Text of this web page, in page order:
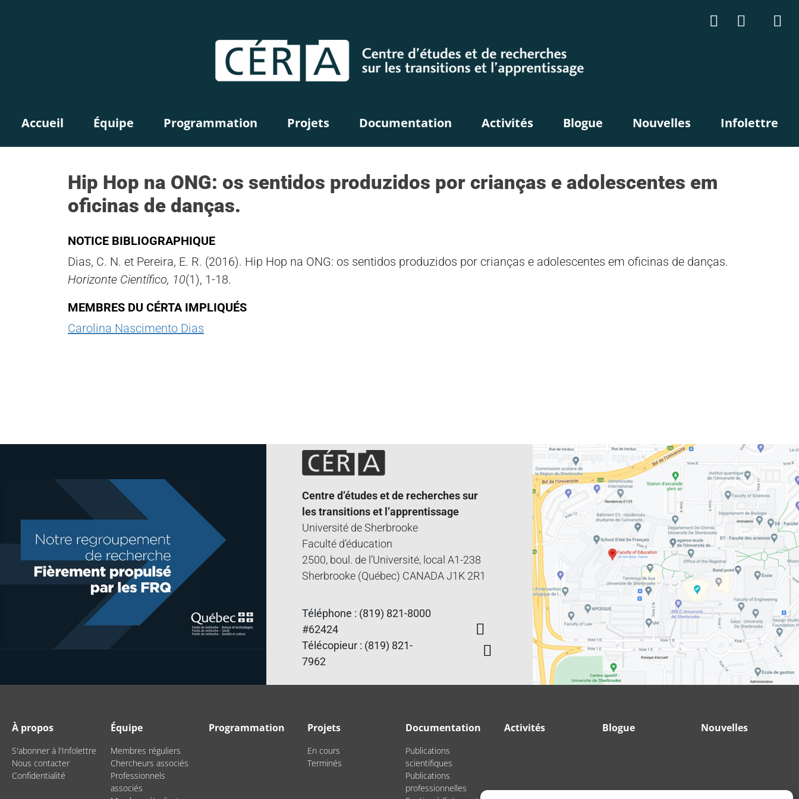
Accueil Équipe Programmation Projets Documentation Activités Blogue Nouvelles Infolettre
Hip Hop na ONG: os sentidos produzidos por crianças e adolescentes em
oficinas de danças.
NOTICE BIBLIOGRAPHIQUE
Dias, C. N. et Pereira, E. R. (2016). Hip Hop na ONG: os sentidos produzidos por crianças e adolescentes em oficinas de danças.
Horizonte Científico, 10(1), 1-18.
MEMBRES DU CÉRTA IMPLIQUÉS
Carolina Nascimento Dias
Centre d’études et de recherches sur
les transitions et l’apprentissage
Université de Sherbrooke
Faculté d’éducation
2500, boul. de l’Université, local A1-238
Sherbrooke (Québec) CANADA J1K 2R1
Téléphone : (819) 821-8000
#62424
Télécopieur : (819) 821-
7962
À propos
S'abonner à l'Infolettre
Nous contacter
Confidentialité
Équipe
Membres réguliers
Chercheurs associés
Professionnels
associés
Programmation Projets
En cours
Terminés
Documentation
Publications
scientifiques
Publications
professionnelles
Activités Blogue Nouvelles